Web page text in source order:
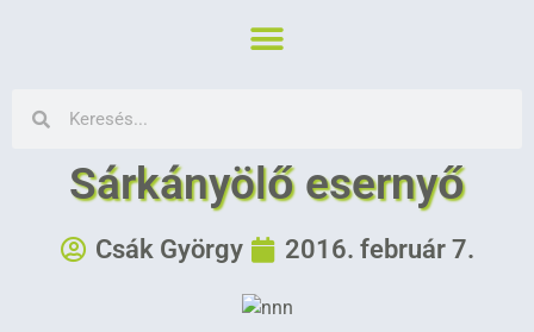
Sárkányölő esernyő
Csák György 2016. február 7.